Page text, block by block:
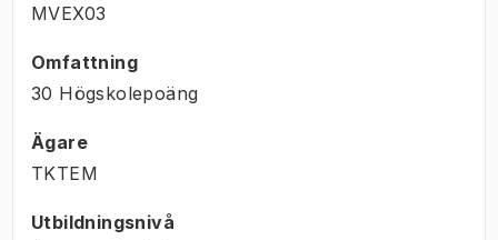
MVEX03
Omfattning
30 Högskolepoäng
Ägare
TKTEM
Utbildningsnivå